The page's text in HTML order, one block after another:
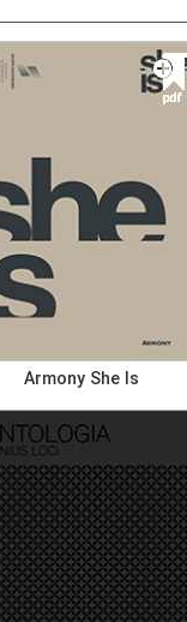
Armony She Is